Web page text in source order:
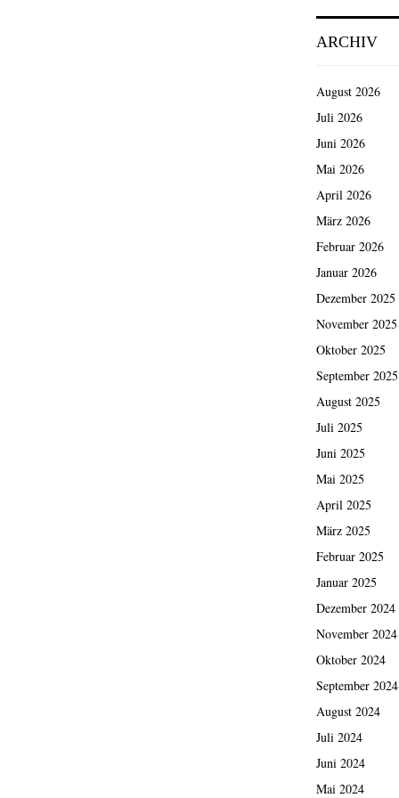
der
Beiträge
ARCHIV
August 2026
Juli 2026
Juni 2026
Mai 2026
April 2026
März 2026
Februar 2026
Januar 2026
Dezember 2025
November 2025
Oktober 2025
September 2025
August 2025
Juli 2025
Juni 2025
Mai 2025
April 2025
März 2025
Februar 2025
Januar 2025
Dezember 2024
November 2024
Oktober 2024
September 2024
August 2024
Juli 2024
Juni 2024
Mai 2024